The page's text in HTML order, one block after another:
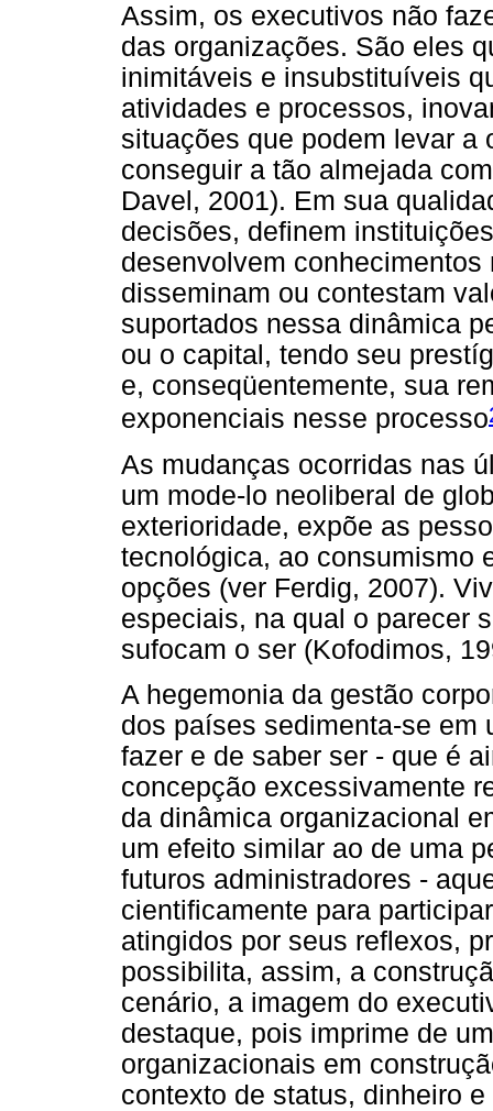
Assim, os executivos não
das organizações. São eles
inimitáveis e insubstituíveis
atividades e processos,
situações que podem levar a
conseguir a tão almejada
Davel, 2001). Em sua
decisões, definem
desenvolvem
disseminam ou contestam
suportados nessa dinâmica
ou o capital, tendo seu
e, conseqüentemente, sua
exponenciais nesse processo
As mudanças ocorridas nas
um mode-lo neoliberal de
exterioridade, expõe as
tecnológica, ao consumismo
opções (ver Ferdig, 2007).
especiais, na qual o parecer
sufocam o ser (Kofodimos,
A hegemonia da gestão
dos países sedimenta-se em
fazer e de saber ser - que é
concepção excessivamente
da dinâmica organizacional
um efeito similar ao de uma
futuros administradores -
cientificamente para
atingidos por seus reflexos,
possibilita, assim, a
cenário, a imagem do
destaque, pois imprime de
organizacionais em
contexto de status, dinheiro e